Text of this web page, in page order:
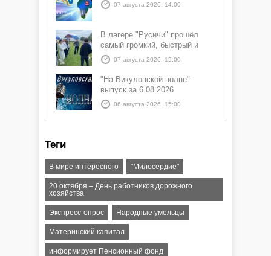
07 августа 2026, 14:00
В лагере "Русичи" прошёл
самый громкий, быстрый и
азартный час дня — Спортчас
07 августа 2026, 15:00
"На Викуловской волне"
выпуск за 6 08 2026
06 августа 2026, 15:00
Теги
В мире интересного "Милосердие"
20 октября – День работников дорожного
хозяйства
Экспресс-опрос Народные умельцы
Материнский капитал
информирует Пенсионный фонд